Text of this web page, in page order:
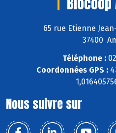
65 rue Etienne
37400
Téléphone :
Coordonnées GPS :
Nous suivre sur